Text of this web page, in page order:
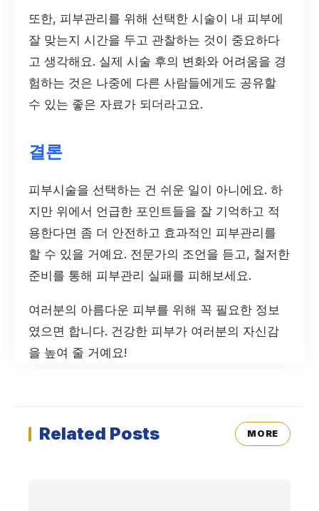
또한, 피부관리를 위해 선택한 시술이 내 피부에
잘 맞는지 시간을 두고 관찰하는 것이 중요하다
고 생각해요. 실제 시술 후의 변화와 어려움을 경
험하는 것은 나중에 다른 사람들에게도 공유할
수 있는 좋은 자료가 되더라고요.
결론
피부시술을 선택하는 건 쉬운 일이 아니에요. 하
지만 위에서 언급한 포인트들을 잘 기억하고 적
용한다면 좀 더 안전하고 효과적인 피부관리를
할 수 있을 거예요. 전문가의 조언을 듣고, 철저한
준비를 통해 피부관리 실패를 피해보세요.
여러분의 아름다운 피부를 위해 꼭 필요한 정보
였으면 합니다. 건강한 피부가 여러분의 자신감
을 높여 줄 거예요!
Related Posts MORE